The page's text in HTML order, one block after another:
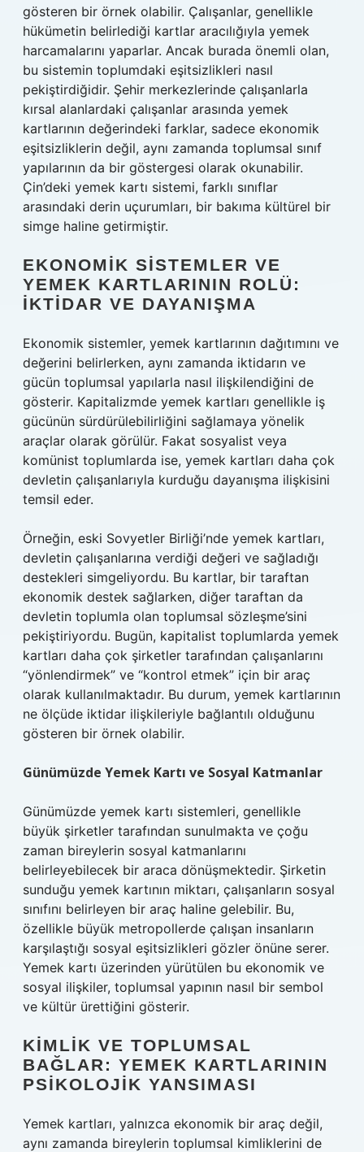
gösteren bir örnek olabilir. Çalışanlar, genellikle
hükümetin belirlediği kartlar aracılığıyla yemek
harcamalarını yaparlar. Ancak burada önemli olan,
bu sistemin toplumdaki eşitsizlikleri nasıl
pekiştirdiğidir. Şehir merkezlerinde çalışanlarla
kırsal alanlardaki çalışanlar arasında yemek
kartlarının değerindeki farklar, sadece ekonomik
eşitsizliklerin değil, aynı zamanda toplumsal sınıf
yapılarının da bir göstergesi olarak okunabilir.
Çin’deki yemek kartı sistemi, farklı sınıflar
arasındaki derin uçurumları, bir bakıma kültürel bir
simge haline getirmiştir.
EKONOMIK SISTEMLER VE
YEMEK KARTLARININ ROLÜ:
İKTIDAR VE DAYANIŞMA
Ekonomik sistemler, yemek kartlarının dağıtımını ve
değerini belirlerken, aynı zamanda iktidarın ve
gücün toplumsal yapılarla nasıl ilişkilendiğini de
gösterir. Kapitalizmde yemek kartları genellikle iş
gücünün sürdürülebilirliğini sağlamaya yönelik
araçlar olarak görülür. Fakat sosyalist veya
komünist toplumlarda ise, yemek kartları daha çok
devletin çalışanlarıyla kurduğu dayanışma ilişkisini
temsil eder.
Örneğin, eski Sovyetler Birliği’nde yemek kartları,
devletin çalışanlarına verdiği değeri ve sağladığı
destekleri simgeliyordu. Bu kartlar, bir taraftan
ekonomik destek sağlarken, diğer taraftan da
devletin toplumla olan toplumsal sözleşme’sini
pekiştiriyordu. Bugün, kapitalist toplumlarda yemek
kartları daha çok şirketler tarafından çalışanlarını
“yönlendirmek” ve “kontrol etmek” için bir araç
olarak kullanılmaktadır. Bu durum, yemek kartlarının
ne ölçüde iktidar ilişkileriyle bağlantılı olduğunu
gösteren bir örnek olabilir.
Günümüzde Yemek Kartı ve Sosyal Katmanlar
Günümüzde yemek kartı sistemleri, genellikle
büyük şirketler tarafından sunulmakta ve çoğu
zaman bireylerin sosyal katmanlarını
belirleyebilecek bir araca dönüşmektedir. Şirketin
sunduğu yemek kartının miktarı, çalışanların sosyal
sınıfını belirleyen bir araç haline gelebilir. Bu,
özellikle büyük metropollerde çalışan insanların
karşılaştığı sosyal eşitsizlikleri gözler önüne serer.
Yemek kartı üzerinden yürütülen bu ekonomik ve
sosyal ilişkiler, toplumsal yapının nasıl bir sembol
ve kültür ürettiğini gösterir.
KIMLIK VE TOPLUMSAL
BAĞLAR: YEMEK KARTLARININ
PSIKOLOJIK YANSIMASI
Yemek kartları, yalnızca ekonomik bir araç değil,
aynı zamanda bireylerin toplumsal kimliklerini de